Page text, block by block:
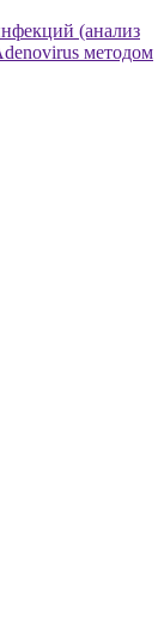
(анализ
методом